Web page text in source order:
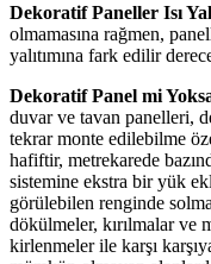
Dekoratif Paneller Isı
olmamasına rağmen,
yalıtımına fark edilir
Dekoratif Panel mi
duvar ve tavan panelleri,
tekrar monte edilebilme
hafiftir, metrekarede
sistemine ekstra bir yük
görülebilen renginde
dökülmeler, kırılmalar ve
kirlenmeler ile karşı